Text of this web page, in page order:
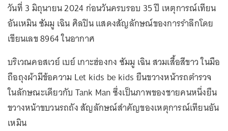
วันที่ 3 มิถุนายน 2024 ก่อนวันครบรอบ 35 ปี เหตุการณ์เทียน
อันเหมิน ซัมมู เฉิน ศิลปิน แสดงสัญลักษณ์ของการรำลึกโดย
เขียนเลข 8964 ในอากาศ
บริเวณคอสเวย์ เบย์ เกาะฮ่องกง ซัมมู เฉิน สวมเสื้อสีขาว ในมือ
ถือถุงผ้ามีข้อความ Let kids be kids ยืนขวางหน้ารถตำรวจ
ในลักษณะเดียวกับ Tank Man ซึ่งเป็นภาพของชายคนหนึ่งยืน
ขวางหน้าขบวนรถถัง สัญลักษณ์สำคัญของเหตุการณ์เทียนอัน
เหมิน